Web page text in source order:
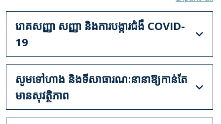
រោគសញ្ញា សញ្ញា និងការបង្ការជំងឺ COVID-
19
សូមទៅហាង និងទីសាធារណៈនានាឱ្យកាន់តែ
មានសុវត្ថិភាព